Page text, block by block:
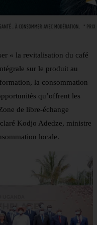
« la revitalisation du café
sur le produit au
la consommation
qu’offrent les
de libre-échange
Kodjo Adedze, ministre
locale.